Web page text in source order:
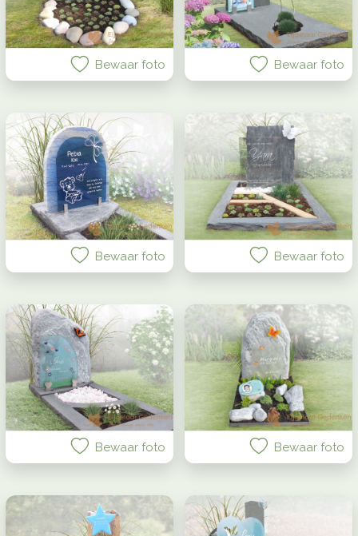
Bewaar foto Bewaar foto
Bewaar foto Bewaar foto
Bewaar foto Bewaar foto